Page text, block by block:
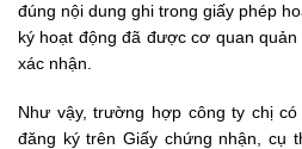
đúng nội dung ghi trong giấy phép
ký hoạt động đã được cơ quan
xác nhận.
Như vậy, trường hợp công ty chị
đăng ký trên Giấy chứng nhận, cụ